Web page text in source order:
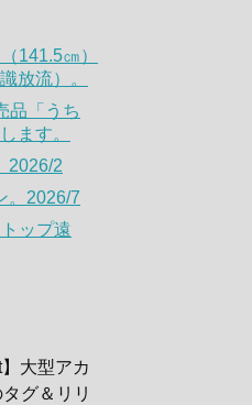
141.5㎝）
放流）。
品「うち
ます。
2026/2
。2026/7
ップ遠
】大型アカ
グ＆リリ